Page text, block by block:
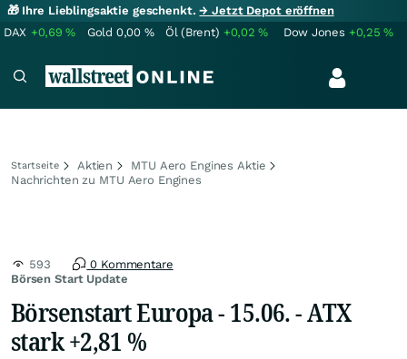
🎁 Ihre Lieblingsaktie geschenkt.→ Jetzt Depot eröffnen
DAX +0,69% Gold 0,00 % Öl (Brent) +0,02% Dow Jones +0,25%
Startseite Aktien
MTU Aero Engines Aktie
Nachrichten zu MTU Aero Engines
Börsen Start Update
593 0 Kommentare
Börsenstart Europa - 15.06. - ATX
stark +2,81 %